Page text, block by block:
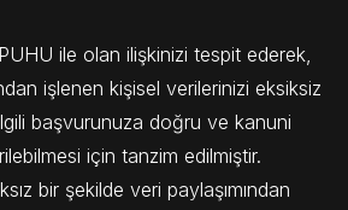
ile olan ilişkinizi tespit ederek,
işlenen kişisel verilerinizi eksiksiz
başvurunuza doğru ve kanuni
için tanzim edilmiştir.
bir şekilde veri paylaşımından